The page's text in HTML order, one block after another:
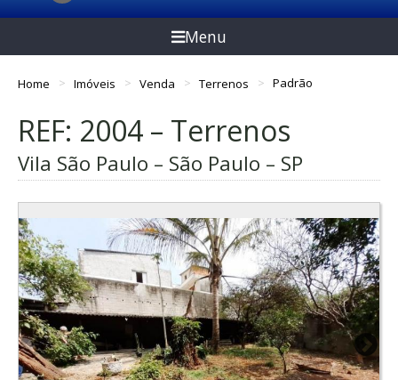
Menu
Home Imóveis Venda Terrenos Padrão
REF: 2004 – Terrenos
Vila São Paulo – São Paulo – SP